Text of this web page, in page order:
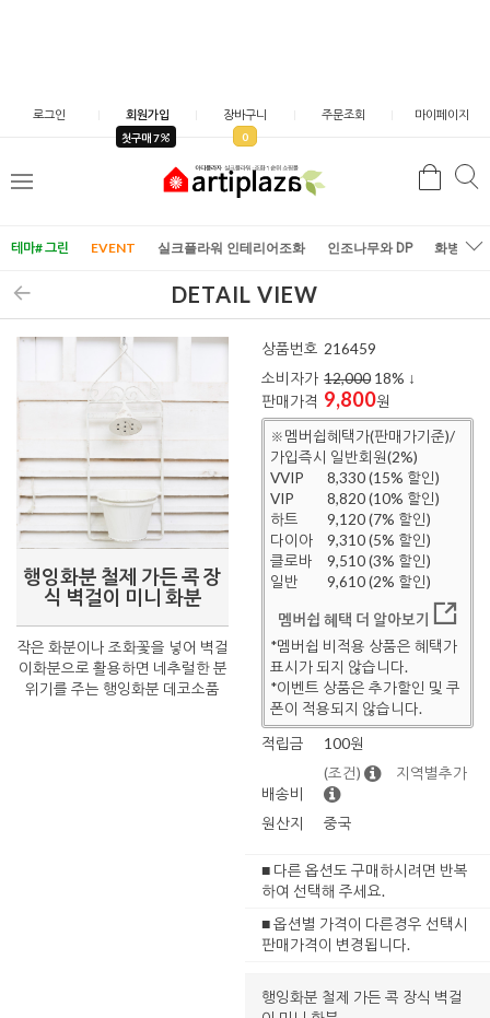
로그인 회원가입
첫구매 7
장바구니
0
주문조회 마이페이지
메
검
테마# 그린 EVENT 실크플라워 인테리어조화 인조나무와 DP 화병/화
DETAIL VIEW
행잉화분 철제 가든 콕 장
식 벽걸이 미니 화분
작은 화분이나 조화꽃을 넣어 벽걸
이화분으로 활용하면 네추럴한 분
위기를 주는 행잉화분 데코소품
상품번호 216459
소비자가 12,000 18% ↓
판매가격 9,800원
※멤버쉽혜택가(판매가기준)/
가입즉시 일반회원(2%)
VVIP
8,330 (15% 할인)
VIP
8,820 (10% 할인)
하트
9,120 (7% 할인)
다이아
9,310 (5% 할인)
클로바
9,510 (3% 할인)
일반
9,610 (2% 할인)
멤버쉽 혜택 더 알아보기
*멤버쉽 비적용 상품은 혜택가
표시가 되지 않습니다.
*이벤트 상품은 추가할인 및 쿠
폰이 적용되지 않습니다.
적립금
100원
배송비
(조건) 지역별추가
원산지 중국
■ 다른 옵션도 구매하시려면 반복
하여 선택해 주세요.
■ 옵션별 가격이 다른경우 선택시
판매가격이 변경됩니다.
행잉화분 철제 가든 콕 장식 벽걸